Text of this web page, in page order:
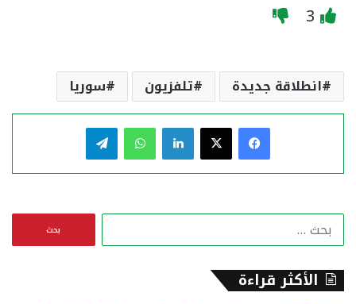
3
انطلاقة جديدة تلفزيون سوريا
فيسبوك لينكدإن واتساب
الأكثر قراءة